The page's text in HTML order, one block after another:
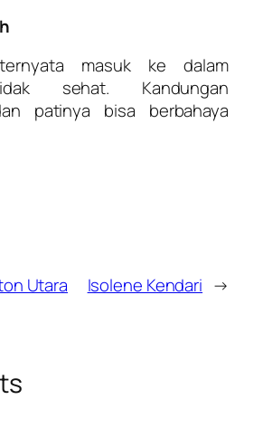
masuk ke dalam
sehat. Kandungan
patinya bisa berbahaya
Utara Isolene Kendari →